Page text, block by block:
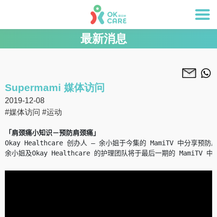
最新消息
Supermami 媒体访问
2019-12-08
#媒体访问 #运动
「肩颈痛小知识－预防肩颈痛」
Okay Healthcare 创办人 – 余小姐于今集的 MamiTV 中分享预防
余小姐及Okay Healthcare 的护理团队将于最后一期的 MamiTV 中